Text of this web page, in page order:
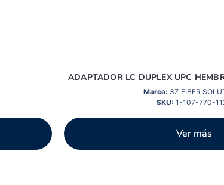
ADAPTADOR LC DUPLEX UPC
Marca: 3Z FIBER
SKU: 1-107-770-
Ver más